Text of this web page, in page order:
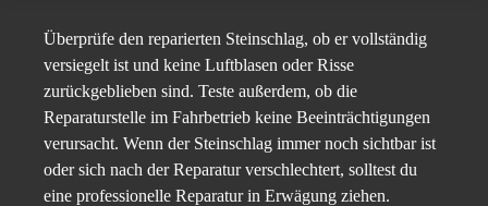
Überprüfe den reparierten Steinschlag, ob er vollständig
versiegelt ist und keine Luftblasen oder Risse
zurückgeblieben sind. Teste außerdem, ob die
Reparaturstelle im Fahrbetrieb keine Beeinträchtigungen
verursacht. Wenn der Steinschlag immer noch sichtbar ist
oder sich nach der Reparatur verschlechtert, solltest du
eine professionelle Reparatur in Erwägung ziehen.